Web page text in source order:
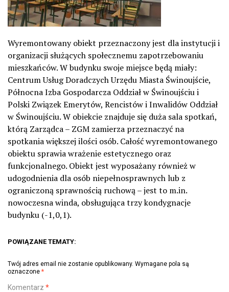
Wyremontowany obiekt przeznaczony jest dla instytucji i
organizacji służących społecznemu zapotrzebowaniu
mieszkańców. W budynku swoje miejsce będą miały:
Centrum Usług Doradczych Urzędu Miasta Świnoujście,
Północna Izba Gospodarcza Oddział w Świnoujściu i
Polski Związek Emerytów, Rencistów i Inwalidów Oddział
w Świnoujściu. W obiekcie znajduje się duża sala spotkań,
którą Zarządca – ZGM zamierza przeznaczyć na
spotkania większej ilości osób. Całość wyremontowanego
obiektu sprawia wrażenie estetycznego oraz
funkcjonalnego. Obiekt jest wyposażany również w
udogodnienia dla osób niepełnosprawnych lub z
ograniczoną sprawnością ruchową – jest to m.in.
nowoczesna winda, obsługująca trzy kondygnacje
budynku (-1,0,1).
POWIĄZANE TEMATY:
Twój adres email nie zostanie opublikowany. Wymagane pola są
oznaczone *
Komentarz *